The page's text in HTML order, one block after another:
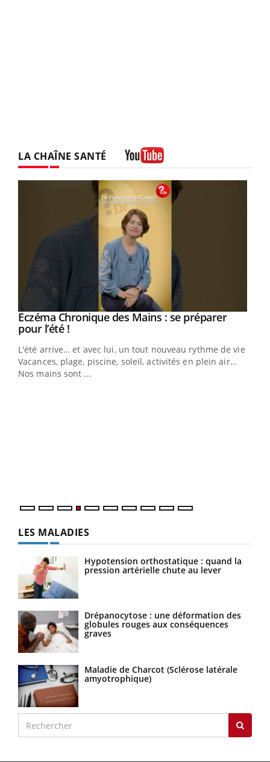
LA CHAÎNE SANTÉ
Youtube
Eczéma Chronique des Mains : se préparer
pour l’été !Youtube
L'été arrive… et avec lui, un tout nouveau rythme de vie !
Vacances, plage, piscine, soleil, activités en plein air…
Nos mains sont ...
LES MALADIES
Hypotension orthostatique : quand la
pression artérielle chute au lever
Drépanocytose : une déformation des
globules rouges aux conséquences
graves
Maladie de Charcot (Sclérose latérale
amyotrophique)